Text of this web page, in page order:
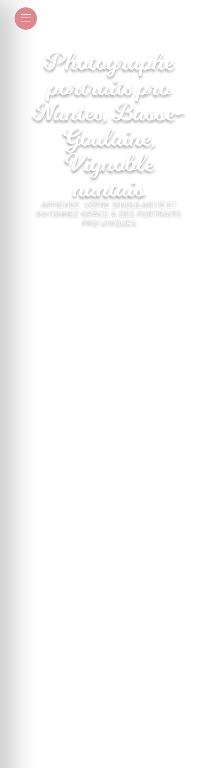
Photographe
portraits pro
Nantes, Basse-
Goulaine,
Vignoble
nantais
AFFICHEZ VOTRE SINGULARITÉ ET
RAYONNEZ
GRÂCE À DES PORTRAITS
PRO UNIQUES